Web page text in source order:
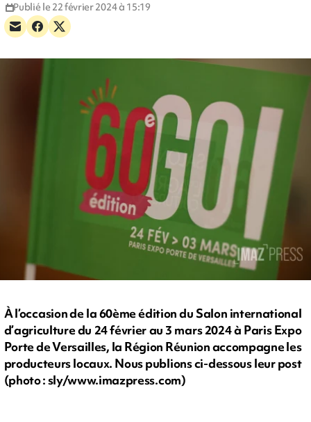
Publié le 22 février 2024 à 15:19
À l’occasion de la 60ème édition du Salon international
d’agriculture du 24 février au 3 mars 2024 à Paris Expo
Porte de Versailles, la Région Réunion accompagne les
producteurs locaux. Nous publions ci-dessous leur post
(photo : sly/www.imazpress.com)